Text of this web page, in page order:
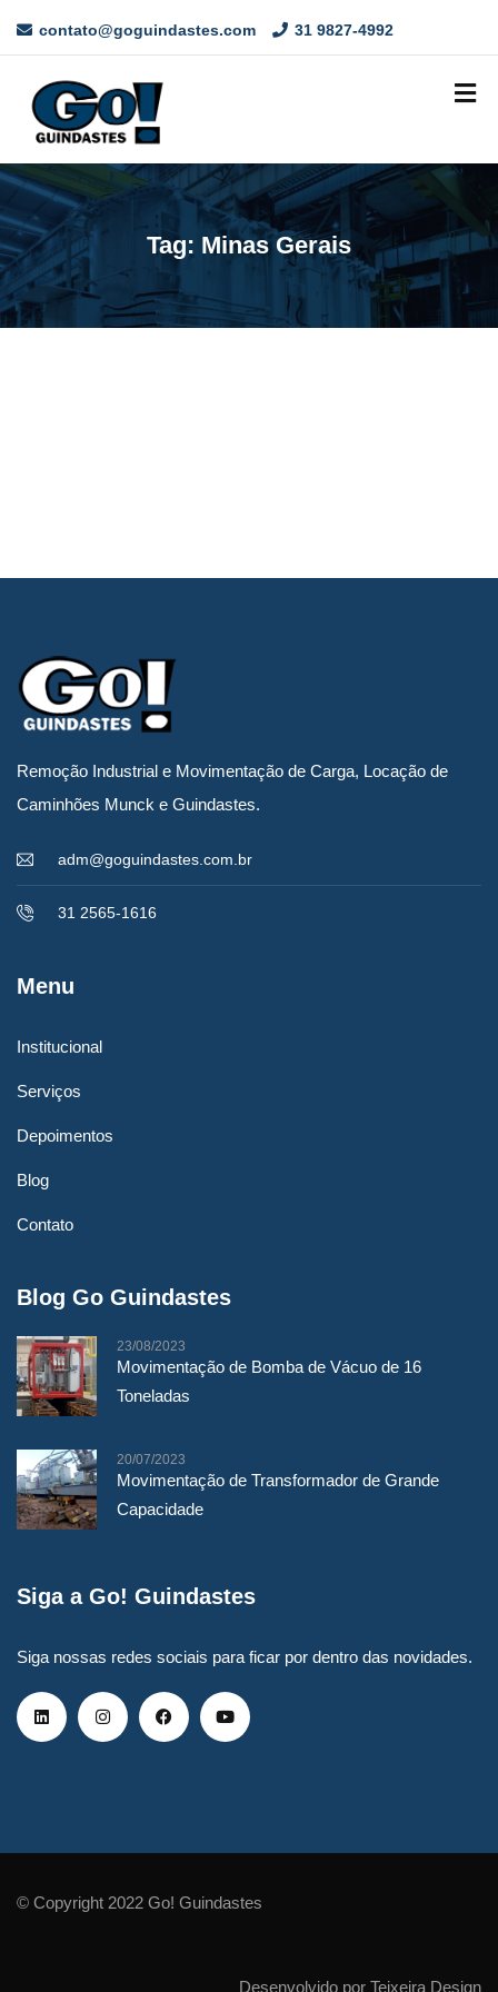
contato@goguindastes.com 31 9827-4992
Tag: Minas Gerais
Remoção Industrial e Movimentação de Carga, Locação de
Caminhões Munck e Guindastes.
adm@goguindastes.com.br
31 2565-1616
Menu
Institucional
Serviços
Depoimentos
Blog
Contato
Blog Go Guindastes
23/08/2023
Movimentação de Bomba de Vácuo de 16
Toneladas
20/07/2023
Movimentação de Transformador de Grande
Capacidade
Siga a Go! Guindastes
Siga nossas redes sociais para ficar por dentro das novidades.
© Copyright 2022 Go! Guindastes
Desenvolvido por Teixeira Design